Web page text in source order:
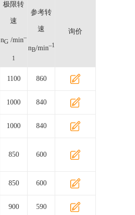
极限转
速
nG /min–
1
参考转
速
nB/min–1
询价
1100 860
1000 840
1000 840
850 600
850 600
900 590